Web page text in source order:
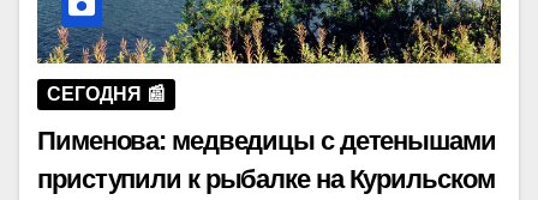
СЕГОДНЯ 📰
Пименова: медведицы с детенышами
приступили к рыбалке на Курильском